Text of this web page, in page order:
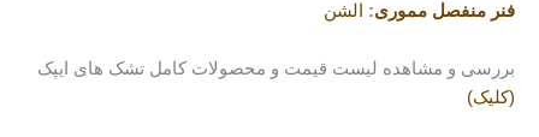
فنر منفصل مموری: الشن
بررسی و مشاهده لیست قیمت و محصولات کامل تشک های ایپک
(کلیک)